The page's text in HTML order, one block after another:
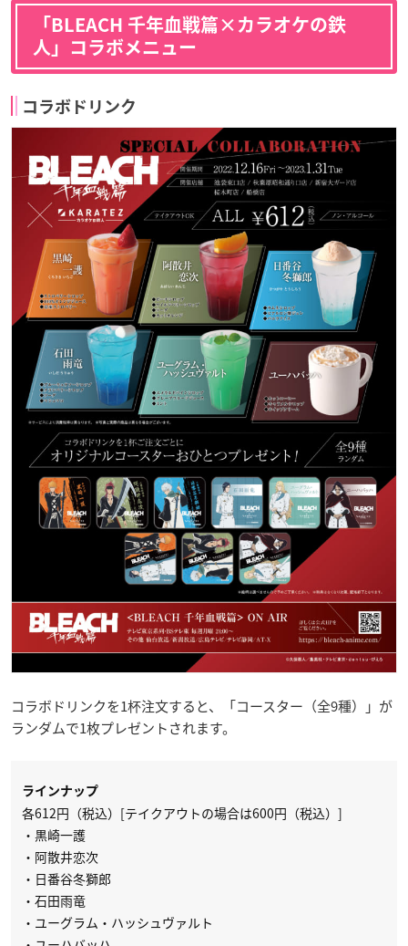
「BLEACH 千年血戦篇×カラオケの鉄
人」コラボメニュー
コラボドリンク
コラボドリンクを1杯注文すると、「コースター（全9種）」が
ランダムで1枚プレゼントされます。
ラインナップ
各612円（税込）[テイクアウトの場合は600円（税込）]
・黒崎一護
・阿散井恋次
・日番谷冬獅郎
・石田雨竜
・ユーグラム・ハッシュヴァルト